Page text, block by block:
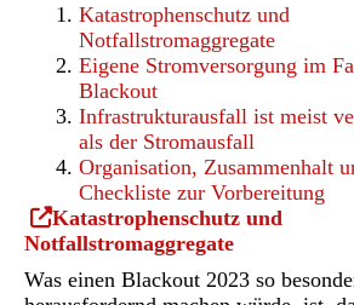
Katastrophenschutz und
Notfallstromaggregate
Eigene Stromversorgung im
Blackout
Infrastrukturausfall ist meist
als der Stromausfall
Organisation, Zusammenhalt
Checkliste zur Vorbereitung
(Öffnet
in
einem
neuen
Katastrophenschutz und
Notfallstromaggregate
Was einen Blackout 2023 so